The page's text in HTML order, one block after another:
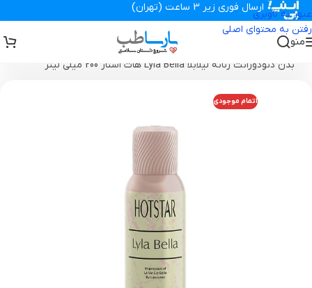
عبور به ناوبری
رفتن به محتوای اصلی
ارسال فوری زیر 3 ساعت (تهران)
منو
تجهیزات پزشکی پارساطب محصولات بهداشتی
بدن دئودورانت زنانه لیلابلا Lyla Bella هات استار 200 میلی لیتر
اتمام موجودی